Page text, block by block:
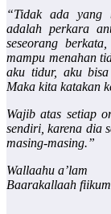
“Tidak ada yang
adalah perkara
seseorang
mampu menahan
aku tidur, aku bisa
Maka kita katakan
Wajib atas setiap
sendiri, karena dia
masing-masing.”
Wallaahu a’lam
Baarakallaah fiikum